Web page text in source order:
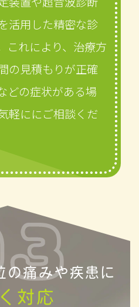
活用した精密な診
これにより、治療方
の見積もりが正確
どの症状がある場
軽ににご相談くだ
の痛みや疾患に
対応